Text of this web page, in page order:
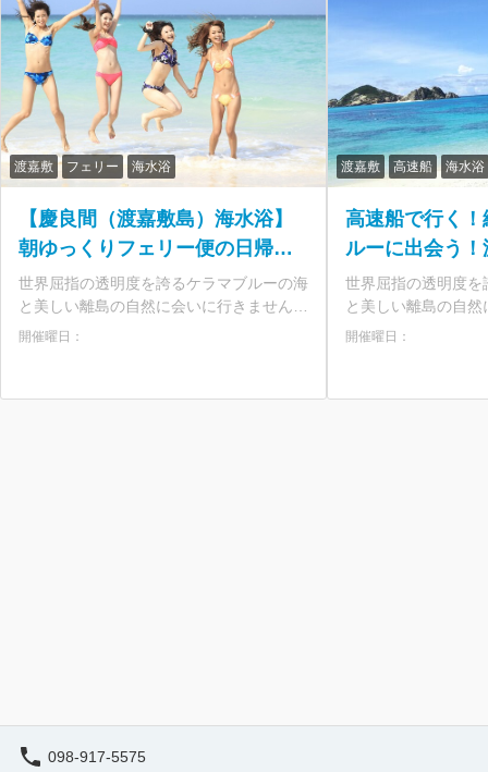
渡嘉敷 フェリー 海水浴
【慶良間（渡嘉敷島）海水浴】
朝ゆっくりフェリー便の日帰り
離島ツアー 3歳から参加OK＜
ランチ付／那覇 泊港発＞
世界屈指の透明度を誇るケラマブルーの海
と美しい離島の自然に会いに行きません
か？ 那覇の泊港と渡嘉敷島を結ぶフェリ
もぴったり！夏場は満席多発の人気航路な
で家族旅行にぴったり ・オプションでシ
開催曜日：
渡嘉敷 高速船 海水浴
高速船で行く
ルーに出会う
海水浴ツアー
世界屈指の透明度
と美しい離島の自
か？ 那覇の泊港と渡嘉敷島を結ぶ往復乗
たり！夏場は満席
開催曜日：
098-917-5575